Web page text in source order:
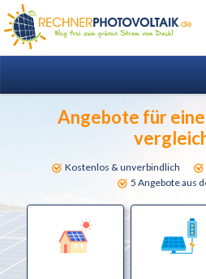
Angebote für
Kostenlos & unverbindlich
5 Angebote aus